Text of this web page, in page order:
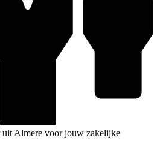
uit Almere voor jouw zakelijke